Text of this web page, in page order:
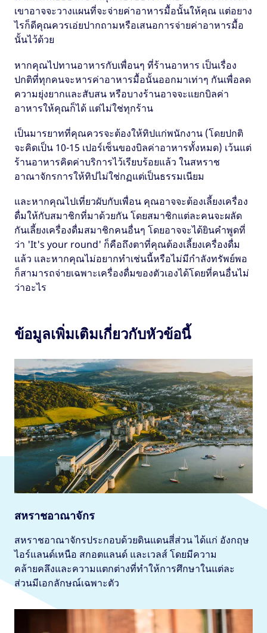
เขาอาจจะวางแผนที่จะจ่ายค่าอาหารมื้อนั้นให้คุณ แต่อยาง
ไรก็ดีคุณควรเอ่ยปากถามหรือเสนอการจ่ายค่าอาหารมื้อ
นั้นไว้ด้วย
หากคุณไปทานอาหารกับเพื่อนๆ ที่ร้านอาหาร เป็นเรื่อง
ปกติที่ทุกคนจะหารค่าอาหารมื้อนั้นออกมาเท่าๆ กันเพื่อลด
ความยุ่งยากและสับสน หรือบางร้านอาจจะแยกบิลค่า
อาหารให้คุณก็ได้ แต่ไม่ใช่ทุกร้าน
เป็นมารยาทที่คุณควรจะต้องให้ทิปแก่พนักงาน (โดยปกติ
จะคิดเป็น 10-15 เปอร์เซ็นของบิลค่าอาหารทั้งหมด) เว้นแต่
ร้านอาหารคิดค่าบริการไว้เรียบร้อยแล้ว ในสหราช
อาณาจักรการให้ทิปไม่ใช่กฏแต่เป็นธรรมเนียม
และหากคุณไปเที่ยวผับกับเพื่อน คุณอาจจะต้องเลี้ยงเครื่อง
ดื่มให้กับสมาชิกที่มาด้วยกัน โดยสมาชิกแต่ละคนจะผลัด
กันเลี้ยงเครื่องดื่มสมาชิกคนอื่นๆ โดยอาจจะได้ยินคำพูดที่
ว่า 'It's your round' ก็คือถึงตาที่คุณต้องเลี้ยงเครื่องดื่ม
แล้ว และหากคุณไม่อยากทำเช่นนี้หรือไม่มีกำลังทรัพย์พอ
ก็สามารถจ่ายเฉพาะเครื่องดื่มของตัวเองได้โดยที่คนอื่นไม่
ว่าอะไร
ข้อมูลเพิ่มเติมเกี่ยวกับหัวข้อนี้
สหราชอาณาจักร
สหราชอาณาจักรประกอบด้วยดินแดนสี่ส่วน ได้แก่ อังกฤษ
ไอร์แลนด์เหนือ สกอตแลนด์ และเวลส์ โดยมีความ
คล้ายคลึงและความแตกต่างที่ทำให้การศึกษาในแต่ละ
ส่วนมีเอกลักษณ์เฉพาะตัว